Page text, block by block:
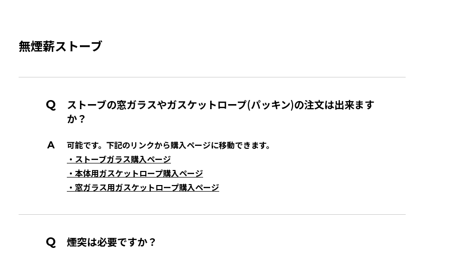
無煙薪ストーブ
ストーブの窓ガラスやガスケットロープ(パッキン)の注文は出来ます
か？
可能です。下記のリンクから購入ページに移動できます。
・ストーブガラス購入ページ
・本体用ガスケットロープ購入ページ
・窓ガラス用ガスケットロープ購入ページ
煙突は必要ですか？